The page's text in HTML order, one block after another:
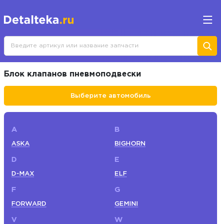
Блок клапанов пневмоподвески
Выберите автомобиль
A
ASKA
B
BIGHORN
D
D-MAX
E
ELF
F
FORWARD
G
GEMINI
V W